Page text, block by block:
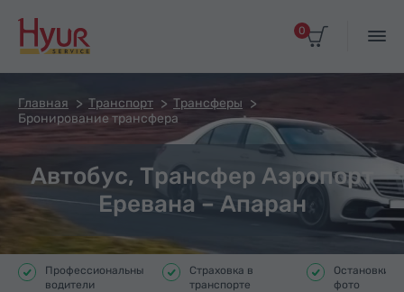
0
Главная Транспорт
Трансферы
Бронирование трансфера
Автобус, Трансфер Аэропорт
Еревана – Апаран
Профессиональные
водители
Страховка в
транспорте
Остановки
фото